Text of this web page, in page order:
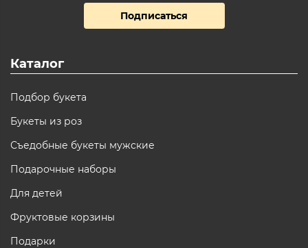
Подписаться
Каталог
Подбор букета
Букеты из роз
Съедобные букеты мужские
Подарочные наборы
Для детей
Фруктовые корзины
Подарки